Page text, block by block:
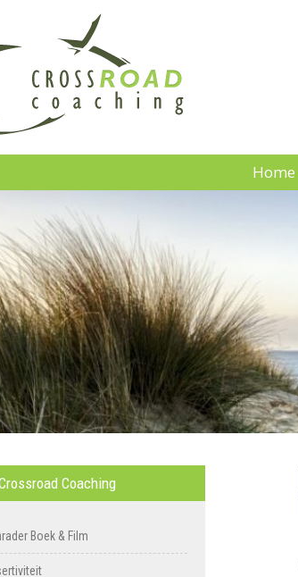
Home
Coaching
Boek & Film